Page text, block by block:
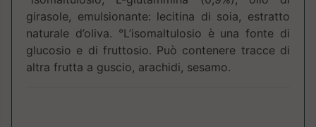
girasole, emulsionante: lecitina di soia, estratto
naturale d’oliva. °L’isomaltulosio è una fonte di
glucosio e di fruttosio. Può contenere tracce di
altra frutta a guscio, arachidi, sesamo.